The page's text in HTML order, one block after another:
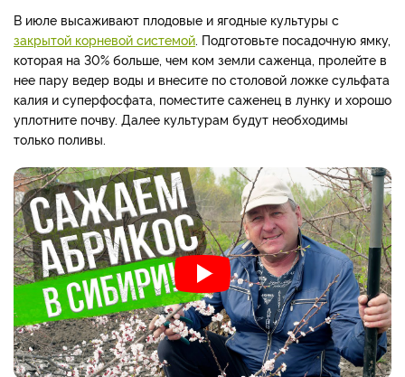
В июле высаживают плодовые и ягодные культуры с
закрытой корневой системой. Подготовьте посадочную ямку,
которая на 30% больше, чем ком земли саженца, пролейте в
нее пару ведер воды и внесите по столовой ложке сульфата
калия и суперфосфата, поместите саженец в лунку и хорошо
уплотните почву. Далее культурам будут необходимы
только поливы.